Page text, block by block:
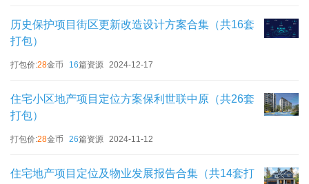
历史保护项目街区更新改造设计方案合集（共16套
打包）
打包价:28金币 16篇资源 2024-12-17
住宅小区地产项目定位方案保利世联中原（共26套
打包）
打包价:28金币 26篇资源 2024-11-12
住宅地产项目定位及物业发展报告合集（共14套打